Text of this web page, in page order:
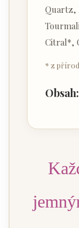
Quartz,
Citral*,
* z
Obsah: